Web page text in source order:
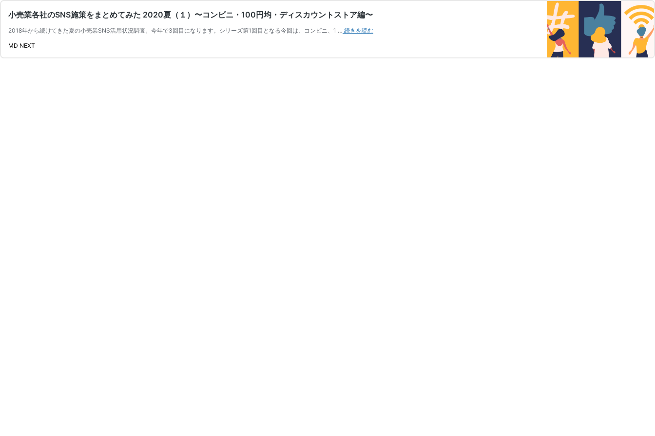
小売業各社のSNS施策をまとめてみた 2020夏（１）〜コンビニ・100円均・ディスカウントストア編〜
2018年から続けてきた夏の小売業SNS活用状況調査。今年で3回目になります。シリーズ第1回目となる今回は、コンビニ、1 … 続きを読む
MD NEXT